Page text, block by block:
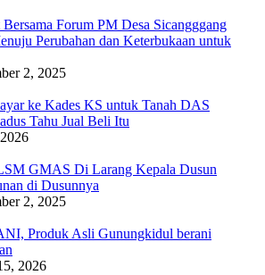
Forum PM Desa Sicangggang
Perubahan dan Keterbukaan untuk
2, 2025
ke Kades KS untuk Tanah DAS
Tahu Jual Beli Itu
GMAS Di Larang Kepala Dusun
di Dusunnya
2, 2025
Produk Asli Gunungkidul berani
2026